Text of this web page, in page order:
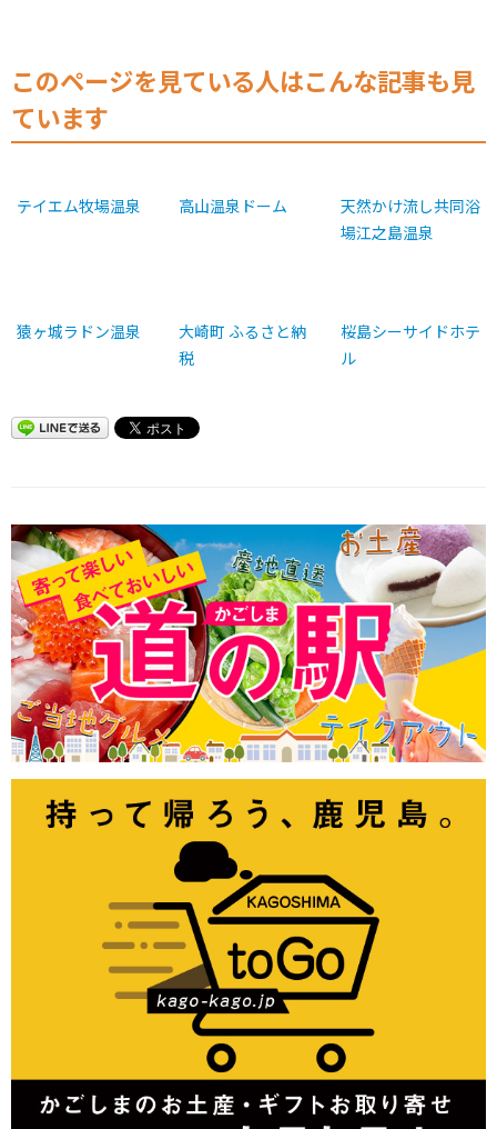
このページを見ている人はこんな記事も見
ています
テイエム牧場温泉 高山温泉ドーム
天然かけ流し共同浴
場江之島温泉
猿ヶ城ラドン温泉
大崎町 ふるさと納
税
桜島シーサイドホテ
ル